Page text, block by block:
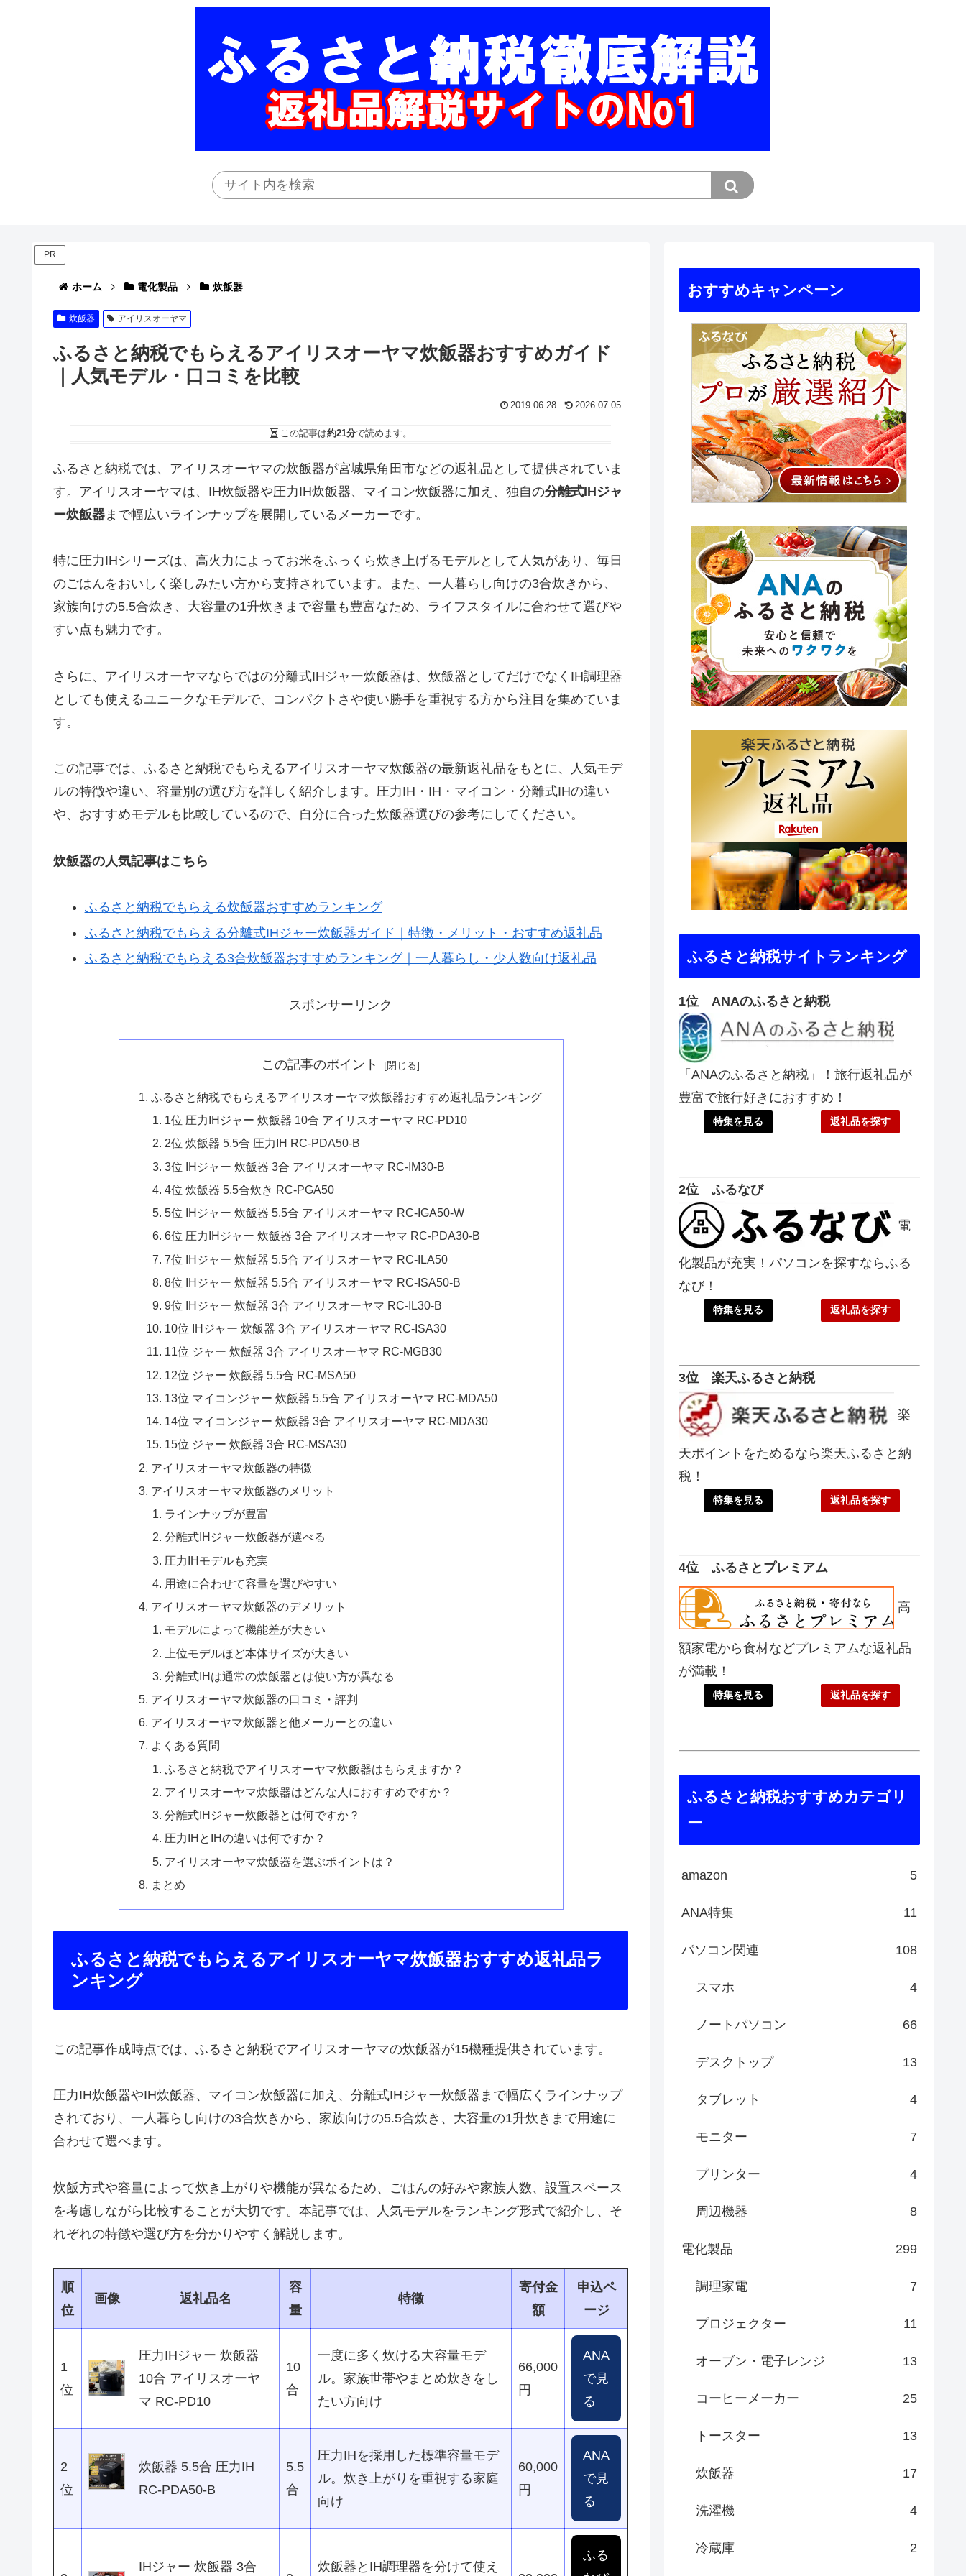
PR
ホーム 電化製品 炊飯器
炊飯器 アイリスオーヤマ
ふるさと納税でもらえるアイリスオーヤマ炊飯器おすすめガイド
｜人気モデル・口コミを比較
2019.06.28 2026.07.05
この記事は約21分で読めます。
ふるさと納税では、アイリスオーヤマの炊飯器が宮城県角田市などの返礼品として提供されていま
す。アイリスオーヤマは、IH炊飯器や圧力IH炊飯器、マイコン炊飯器に加え、独自の分離式IHジャ
ー炊飯器まで幅広いラインナップを展開しているメーカーです。
特に圧力IHシリーズは、高火力によってお米をふっくら炊き上げるモデルとして人気があり、毎日
のごはんをおいしく楽しみたい方から支持されています。また、一人暮らし向けの3合炊きから、
家族向けの5.5合炊き、大容量の1升炊きまで容量も豊富なため、ライフスタイルに合わせて選びや
すい点も魅力です。
さらに、アイリスオーヤマならではの分離式IHジャー炊飯器は、炊飯器としてだけでなくIH調理器
としても使えるユニークなモデルで、コンパクトさや使い勝手を重視する方から注目を集めていま
す。
この記事では、ふるさと納税でもらえるアイリスオーヤマ炊飯器の最新返礼品をもとに、人気モデ
ルの特徴や違い、容量別の選び方を詳しく紹介します。圧力IH・IH・マイコン・分離式IHの違い
や、おすすめモデルも比較しているので、自分に合った炊飯器選びの参考にしてください。
炊飯器の人気記事はこちら
ふるさと納税でもらえる炊飯器おすすめランキング
ふるさと納税でもらえる分離式IHジャー炊飯器ガイド｜特徴・メリット・おすすめ返礼品
ふるさと納税でもらえる3合炊飯器おすすめランキング｜一人暮らし・少人数向け返礼品
スポンサーリンク
この記事のポイント
ふるさと納税でもらえるアイリスオーヤマ炊飯器おすすめ返礼品ランキング
1位 圧力IHジャー 炊飯器 10合 アイリスオーヤマ RC-PD10
2位 炊飯器 5.5合 圧力IH RC-PDA50-B
3位 IHジャー 炊飯器 3合 アイリスオーヤマ RC-IM30-B
4位 炊飯器 5.5合炊き RC-PGA50
5位 IHジャー 炊飯器 5.5合 アイリスオーヤマ RC-IGA50-W
6位 圧力IHジャー 炊飯器 3合 アイリスオーヤマ RC-PDA30-B
7位 IHジャー 炊飯器 5.5合 アイリスオーヤマ RC-ILA50
8位 IHジャー 炊飯器 5.5合 アイリスオーヤマ RC-ISA50-B
9位 IHジャー 炊飯器 3合 アイリスオーヤマ RC-IL30-B
10位 IHジャー 炊飯器 3合 アイリスオーヤマ RC-ISA30
11位 ジャー 炊飯器 3合 アイリスオーヤマ RC-MGB30
12位 ジャー 炊飯器 5.5合 RC-MSA50
13位 マイコンジャー 炊飯器 5.5合 アイリスオーヤマ RC-MDA50
14位 マイコンジャー 炊飯器 3合 アイリスオーヤマ RC-MDA30
15位 ジャー 炊飯器 3合 RC-MSA30
アイリスオーヤマ炊飯器の特徴
アイリスオーヤマ炊飯器のメリット
ラインナップが豊富
分離式IHジャー炊飯器が選べる
圧力IHモデルも充実
用途に合わせて容量を選びやすい
アイリスオーヤマ炊飯器のデメリット
モデルによって機能差が大きい
上位モデルほど本体サイズが大きい
分離式IHは通常の炊飯器とは使い方が異なる
ふるさと納税でアイリスオーヤマ炊飯器はもらえますか？
まとめ
ンキング
圧力IH炊飯器やIH炊飯器、マイコン炊飯器に加え、分離式IHジャー炊飯器まで幅広くラインナップ
されており、一人暮らし向けの3合炊きから、家族向けの5.5合炊き、大容量の1升炊きまで用途に
炊飯方式や容量によって炊き上がりや機能が異なるため、ごはんの好みや家族人数、設置スペース
を考慮しながら比較することが大切です。本記事では、人気モデルをランキング形式で紹介し、そ
順
容
寄付金
申込ペ
ージ
圧力IHジャー 炊飯器
一度に多く炊ける大容量モデ
ANA
おすすめキャンペーン
ふるさと納税サイトランキング
1位 ANAのふるさと納税
「ANAのふるさと納税」！旅行返礼品が
豊富で旅行好きにおすすめ！
特集を見る 返礼品を探す
2位 ふるなび
電
化製品が充実！パソコンを探すならふる
なび！
特集を見る 返礼品を探す
3位 楽天ふるさと納税
楽
天ポイントをためるなら楽天ふるさと納
税！
特集を見る 返礼品を探す
4位 ふるさとプレミアム
高
額家電から食材などプレミアムな返礼品
が満載！
特集を見る 返礼品を探す
ふるさと納税おすすめカテゴリ
ー
amazon 5
ANA特集 11
パソコン関連 108
スマホ 4
ノートパソコン 66
デスクトップ 13
タブレット 4
モニター 7
プリンター 4
周辺機器 8
電化製品 299
調理家電 7
プロジェクター 11
オーブン・電子レンジ 13
コーヒーメーカー 25
トースター 13
炊飯器 17
洗濯機 4
冷蔵庫 2